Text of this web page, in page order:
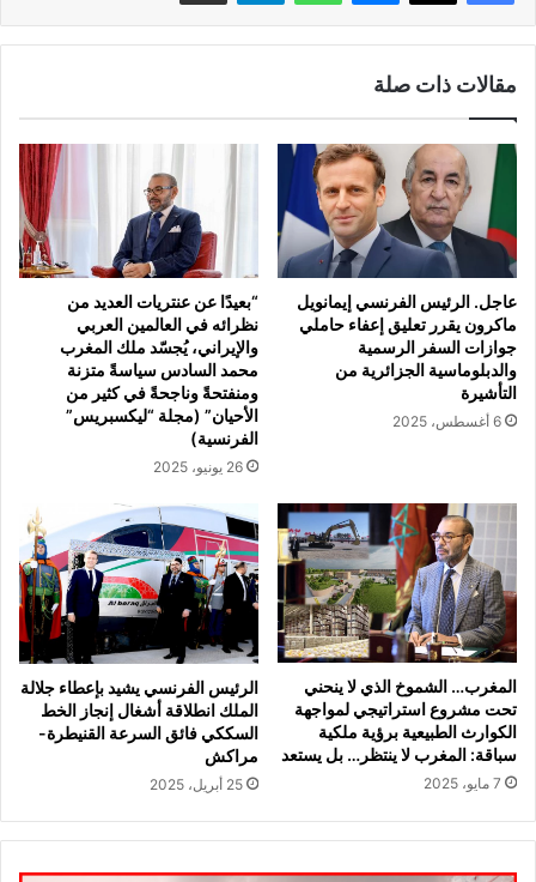
مقالات ذات صلة
عاجل. الرئيس الفرنسي إيمانويل
ماكرون يقرر تعليق إعفاء حاملي
جوازات السفر الرسمية
والدبلوماسية الجزائرية من
التأشيرة
6 أغسطس، 2025
“بعيدًا عن عنتريات العديد من
نظرائه في العالمين العربي
والإيراني، يُجسّد ملك المغرب
محمد السادس سياسةً متزنة
ومنفتحةً وناجحةً في كثير من
الأحيان” (مجلة “ليكسبريس”
الفرنسية)
26 يونيو، 2025
المغرب… الشموخ الذي لا ينحني
تحت مشروع استراتيجي لمواجهة
الكوارث الطبيعية برؤية ملكية
سباقة: المغرب لا ينتظر… بل يستعد
7 مايو، 2025
الرئيس الفرنسي يشيد بإعطاء جلالة
الملك انطلاقة أشغال إنجاز الخط
السككي فائق السرعة القنيطرة-
مراكش
25 أبريل، 2025